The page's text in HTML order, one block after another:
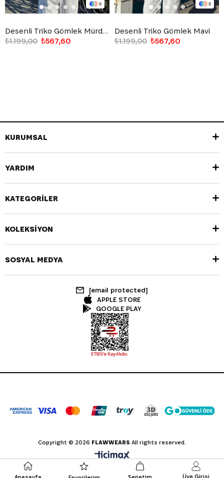
5
Desenli Triko Gömlek Mürdüm
₺567,60
₺1.199,00
5
Desenli Triko Gömlek Mavi
₺567,60
₺1.199,00
KURUMSAL
YARDIM
KATEGORİLER
KOLEKSİYON
SOSYAL MEDYA
[email protected]
APPLE STORE
GOOGLE PLAY
Copyright © 2026 FLAWWEARS All rights reserved.
Üye Girişi